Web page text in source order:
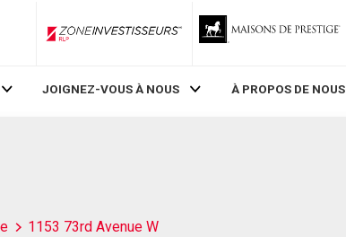
ZoneInvestisseurs RLP
JOIGNEZ-VOUS À NOUS À PROPOS DE NOUS
1153 73rd Avenue W